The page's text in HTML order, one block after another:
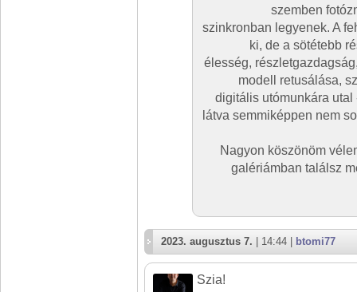
szemben
szinkronban legyenek. A
ki, de a sötétebb
élesség,
modell retusálása,
digitális utómunkára
látva semmiképpen nem
Nagyon köszönöm
galériámban találsz
2023. augusztus 7. | 14:44 | btomi77
Szia!